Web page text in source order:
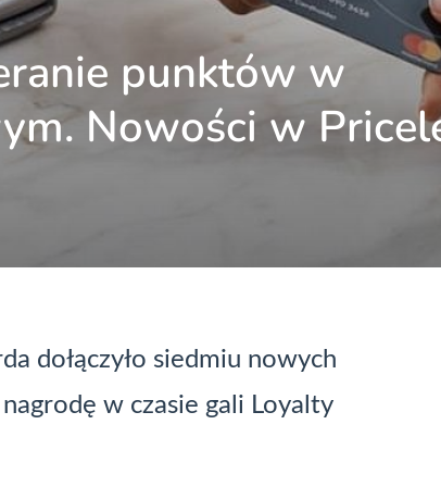
punktów w
Nowości w
dołączyło siedmiu nowych
w czasie gali Loyalty